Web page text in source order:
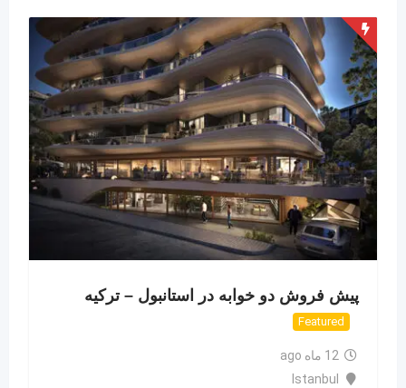
پیش فروش دو خوابه در استانبول – ترکیه
Featured
12 ماه ago
Istanbul